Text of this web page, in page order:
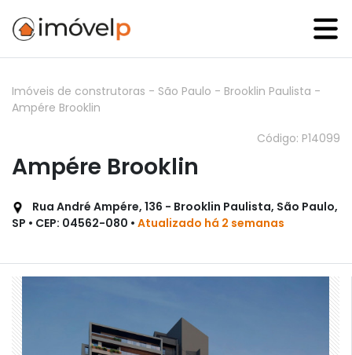
Imóveis de construtoras - São Paulo - Brooklin Paulista -
Ampére Brooklin
Código: P14099
Ampére Brooklin
Rua André Ampére, 136 - Brooklin Paulista, São Paulo,
SP • CEP: 04562-080 • Atualizado há 2 semanas